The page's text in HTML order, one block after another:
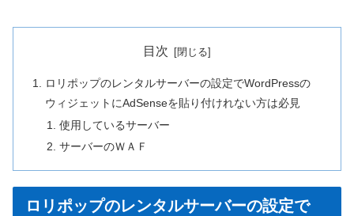
目次
ロリポップのレンタルサーバーの設定でWordPressの
ウィジェットにAdSenseを貼り付けれない方は必見
使用しているサーバー
サーバーのＷＡＦ
ロリポップのレンタルサーバーの設定で